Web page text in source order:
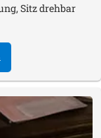
Sitz drehbar